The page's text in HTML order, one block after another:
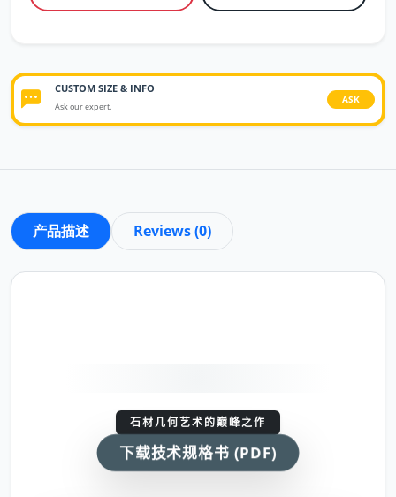
CUSTOM SIZE & INFO
Ask our expert.
ASK
产品描述 Reviews (0)
石材几何艺术的巅峰之作
下载技术规格书 (PDF)